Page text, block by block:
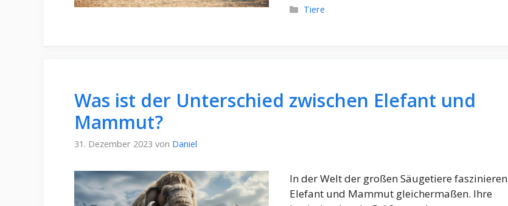
Kategorien
Tiere
Was ist der Unterschied zwischen Elefant und
Mammut?
31. Dezember 2023 von Daniel
In der Welt der großen Säugetiere faszinieren
Elefant und Mammut gleichermaßen. Ihre